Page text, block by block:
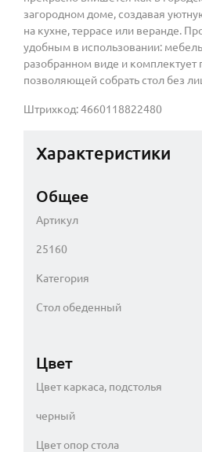
загородном доме, создавая
на кухне, террасе или веранде.
удобным в использовании:
разобранном виде и комплектует
позволяющей собрать стол без
Штрихкод: 4660118822480
Характеристики
Общее
Артикул
25160
Категория
Стол обеденный
Цвет
Цвет каркаса, подстолья
черный
Цвет опор стола